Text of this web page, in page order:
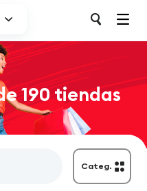
190 tiendas
Categ.